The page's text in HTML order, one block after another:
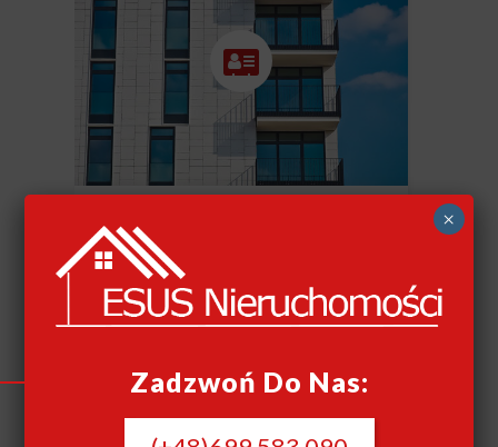
SZYBKI SKUP
NIERUCHOMOŚCI
CAŁY KRAJ
Zadzwoń Do Nas:
×